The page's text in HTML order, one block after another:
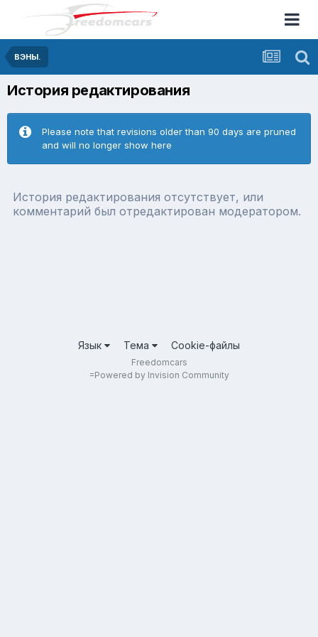
ВЭНЫ.
История редактирования
Please note that revisions older than 90 days are pruned
and will no longer show here
История редактирования отсутствует, или
комментарий был отредактирован модератором.
Язык Тема Cookie-файлы
Freedomcars
=Powered by Invision Community